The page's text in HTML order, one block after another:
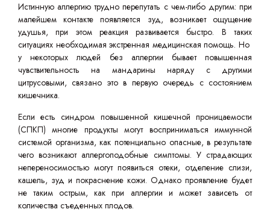
Истинную аллергию трудно перепутать с чем-либо другим: при
малейшем контакте появляется зуд, возникает ощущение
удушья, при этом реакция развивается быстро. В таких
ситуациях необходимая экстренная медицинская помощь. Но
у некоторых людей без аллергии бывает повышенная
чувствительность на мандарины наряду с другими
цитрусовыми, связано это в первую очередь с состоянием
кишечника.
Если есть синдром повышенной кишечной проницаемости
(СПКП) многие продукты могут восприниматься иммунной
системой организма, как потенциально опасные, в результате
чего возникают аллергоподобные симптомы. У страдающих
непереносимостью могут появиться отеки, отделение слизи,
кашель, зуд и покраснение кожи. Однако проявление будет
не таким острым, как при аллергии и может зависеть от
количества съеденных плодов.